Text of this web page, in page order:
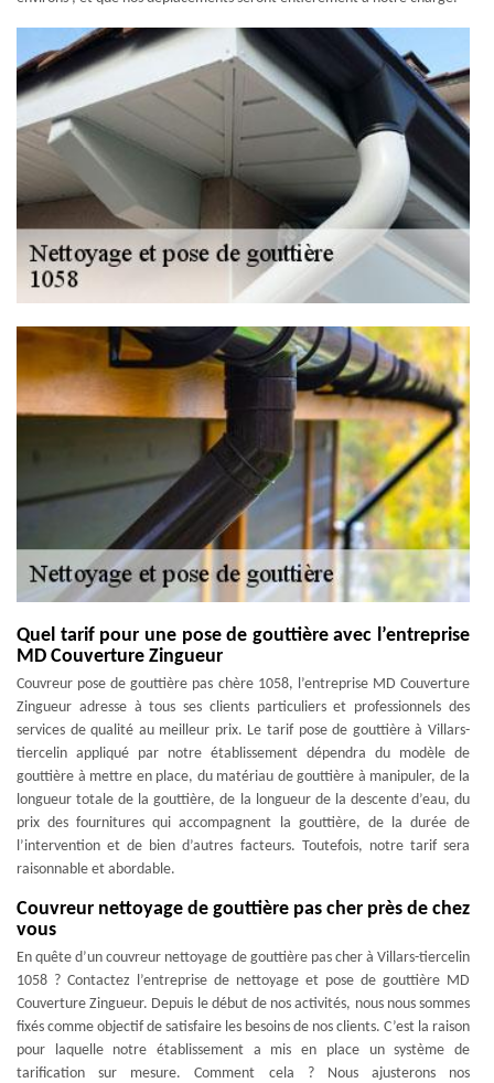
Quel tarif pour une pose de gouttière avec l’entreprise
MD Couverture Zingueur
Couvreur pose de gouttière pas chère 1058, l’entreprise MD Couverture
Zingueur adresse à tous ses clients particuliers et professionnels des
services de qualité au meilleur prix. Le tarif pose de gouttière à Villars-
tiercelin appliqué par notre établissement dépendra du modèle de
gouttière à mettre en place, du matériau de gouttière à manipuler, de la
longueur totale de la gouttière, de la longueur de la descente d’eau, du
prix des fournitures qui accompagnent la gouttière, de la durée de
l’intervention et de bien d’autres facteurs. Toutefois, notre tarif sera
raisonnable et abordable.
Couvreur nettoyage de gouttière pas cher près de chez
vous
En quête d’un couvreur nettoyage de gouttière pas cher à Villars-tiercelin
1058 ? Contactez l’entreprise de nettoyage et pose de gouttière MD
Couverture Zingueur. Depuis le début de nos activités, nous nous sommes
fixés comme objectif de satisfaire les besoins de nos clients. C’est la raison
pour laquelle notre établissement a mis en place un système de
tarification sur mesure. Comment cela ? Nous ajusterons nos